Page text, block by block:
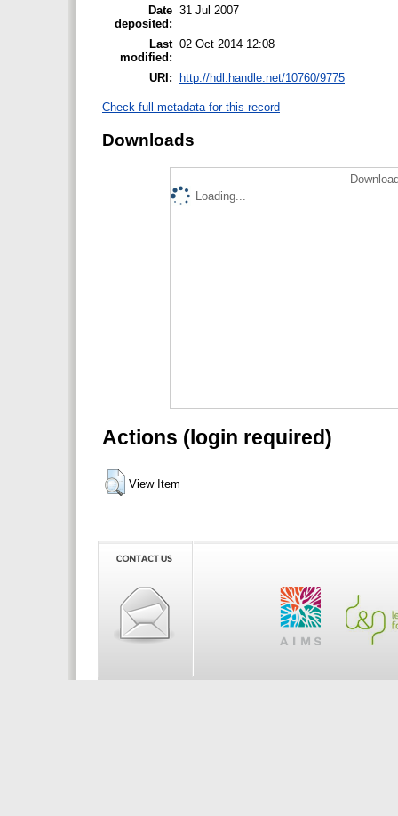
Date
deposited:
31 Jul 2007
Last
modified:
02 Oct 2014 12:08
URI: http://hdl.handle.net/10760/9775
Check full metadata for this record
Downloads
Loading...
Actions (login required)
View Item